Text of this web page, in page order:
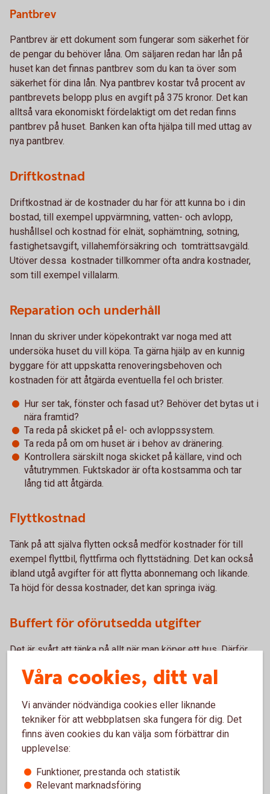
Pantbrev
Pantbrev är ett dokument som fungerar som säkerhet för
de pengar du behöver låna. Om säljaren redan har lån på
huset kan det finnas pantbrev som du kan ta över som
säkerhet för dina lån. Nya pantbrev kostar två procent av
pantbrevets belopp plus en avgift på 375 kronor. Det kan
alltså vara ekonomiskt fördelaktigt om det redan finns
pantbrev på huset. Banken kan ofta hjälpa till med uttag av
nya pantbrev.
Driftkostnad
Driftkostnad är de kostnader du har för att kunna bo i din
bostad, till exempel uppvärmning, vatten- och avlopp,
hushållsel och kostnad för elnät, sophämtning, sotning,
fastighetsavgift, villahemförsäkring och tomträttsavgäld.
Utöver dessa kostnader tillkommer ofta andra kostnader,
som till exempel villalarm.
Reparation och underhåll
Innan du skriver under köpekontrakt var noga med att
undersöka huset du vill köpa. Ta gärna hjälp av en kunnig
byggare för att uppskatta renoveringsbehoven och
kostnaden för att åtgärda eventuella fel och brister.
Hur ser tak, fönster och fasad ut? Behöver det bytas ut i
nära framtid?
Ta reda på skicket på el- och avloppssystem.
Ta reda på om om huset är i behov av dränering.
Kontrollera särskilt noga skicket på källare, vind och
våtutrymmen. Fuktskador är ofta kostsamma och tar
lång tid att åtgärda.
Flyttkostnad
Tänk på att själva flytten också medför kostnader för till
exempel flyttbil, flyttfirma och flyttstädning. Det kan också
ibland utgå avgifter för att flytta abonnemang och likande.
Ta höjd för dessa kostnader, det kan springa iväg.
Buffert för oförutsedda utgifter
Det är svårt att tänka på allt när man köper ett hus. Därför
utgifter.
Boka en kostnadsfri
värdering!
Våra cookies, ditt val
Vi använder nödvändiga cookies eller liknande
tekniker för att webbplatsen ska fungera för dig. Det
finns även cookies du kan välja som förbättrar din
upplevelse:
Funktioner, prestanda och statistik
Relevant marknadsföring